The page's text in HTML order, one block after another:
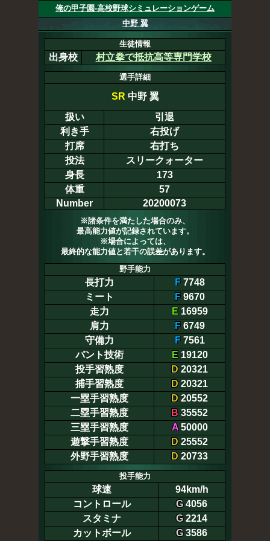
俺の甲子園-高校野球シミュレーションゲーム
中野 翼
生徒情報
出身校 村立拳で抵抗高等専門学校
選手詳細
SR 中野 翼
扱い
引退
利き手
右投げ
打席
右打ち
投法
スリークォーター
身長
173
体重
57
Number
20200073
※諸条件を満たした場合のみ、
最高能力値が記録されています。
※場合によっては、
最終的な能力値と若干の誤差があります。
野手能力
長打力 F7748
ミート
F9670
走力
E16959
肩力
F6749
守備力
F7561
バント技術
E19120
投手習熟度
D 20321
捕手習熟度
D 20321
一塁手習熟度
D 20552
二塁手習熟度
B 35552
三塁手習熟度
A50000
遊撃手習熟度
D 25552
外野手習熟度
D 20733
投手能力
球速
94km/h
コントロール
G4056
スタミナ
G2214
カットボール
G3586